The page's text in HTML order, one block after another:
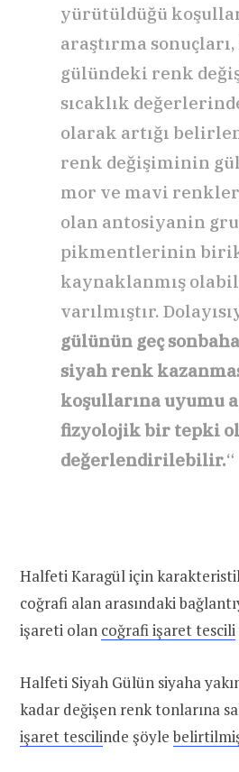
yürütüldüğü
araştırma
gülündeki renk
sıcaklık
olarak artığı
renk değişiminin
mor ve mavi
olan antosiyanin
pikmentlerinin
kaynaklanmış
varılmıştır.
gülünün geç
siyah renk
koşullarına uyumu
fizyolojik bir tepki
değerlendirilebilir.“
Halfeti Karagül için
coğrafi alan arasındaki
işareti olan coğrafi işaret tescili
Halfeti Siyah Gülün siyaha
kadar değişen renk tonlarına
işaret tescilinde şöyle